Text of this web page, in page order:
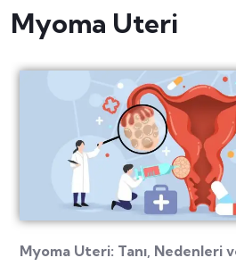
Myoma Uteri
Myoma Uteri: Tanı, Nedenleri